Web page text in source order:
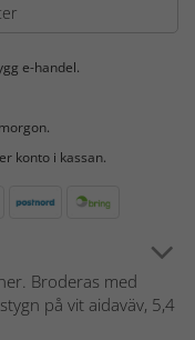
e-handel.
konto i kassan.
Broderas med
på vit aidaväv, 5,4